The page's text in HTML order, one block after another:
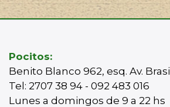
Pocitos:
Benito Blanco 962, esq. Av. Brasil
Tel: 2707 38 94 - 092 483 016
Lunes a domingos de 9 a 22 hs